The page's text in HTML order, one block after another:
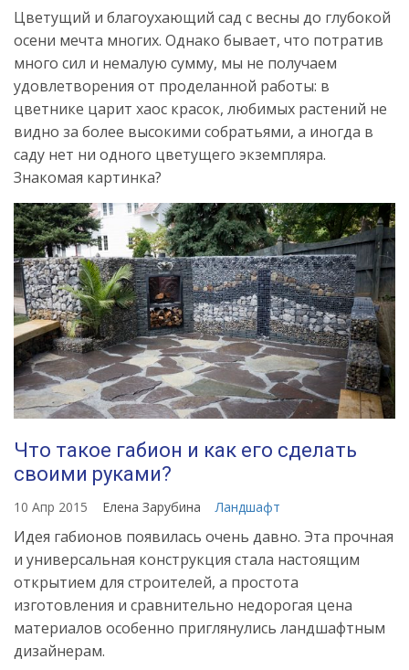
Цветущий и благоухающий сад с весны до глубокой
осени мечта многих. Однако бывает, что потратив
много сил и немалую сумму, мы не получаем
удовлетворения от проделанной работы: в
цветнике царит хаос красок, любимых растений не
видно за более высокими собратьями, а иногда в
саду нет ни одного цветущего экземпляра.
Знакомая картинка?
Что такое габион и как его сделать
своими руками?
10 Апр 2015 Елена Зарубина Ландшафт
Идея габионов появилась очень давно. Эта прочная
и универсальная конструкция стала настоящим
открытием для строителей, а простота
изготовления и сравнительно недорогая цена
материалов особенно приглянулись ландшафтным
дизайнерам.